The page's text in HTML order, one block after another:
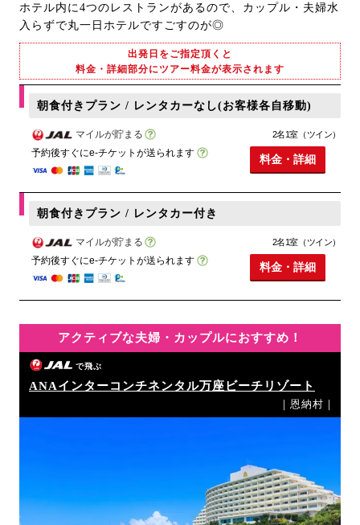
ホテル内に4つのレストランがあるので、カップル・夫婦水
入らずで丸一日ホテルですごすのが◎
出発日をご指定頂くと
料金・詳細部分にツアー料金が表示されます
朝食付きプラン / レンタカーなし(お客様各自移動)
マイルが貯まる
予約後すぐにe-チケットが送られます
2名1室（ツイン）
料金・詳細
朝食付きプラン / レンタカー付き
マイルが貯まる
予約後すぐにe-チケットが送られます
2名1室（ツイン）
料金・詳細
アクティブな夫婦・カップルにおすすめ！
で飛ぶ
ANAインターコンチネンタル万座ビーチリゾート
｜恩納村｜